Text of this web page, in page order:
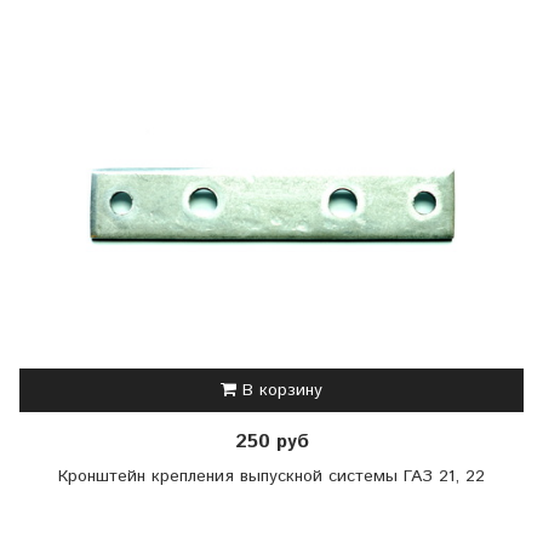
В корзину
250 руб
Кронштейн крепления выпускной системы ГАЗ 21, 22